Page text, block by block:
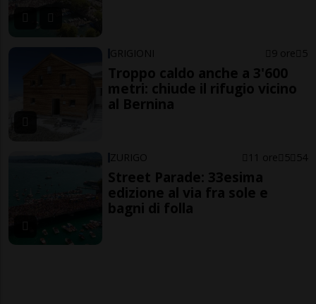
GRIGIONI 9 ore 5
Troppo caldo anche a 3'600
metri: chiude il rifugio vicino
al Bernina
ZURIGO 11 ore 5 54
Street Parade: 33esima
edizione al via fra sole e
bagni di folla